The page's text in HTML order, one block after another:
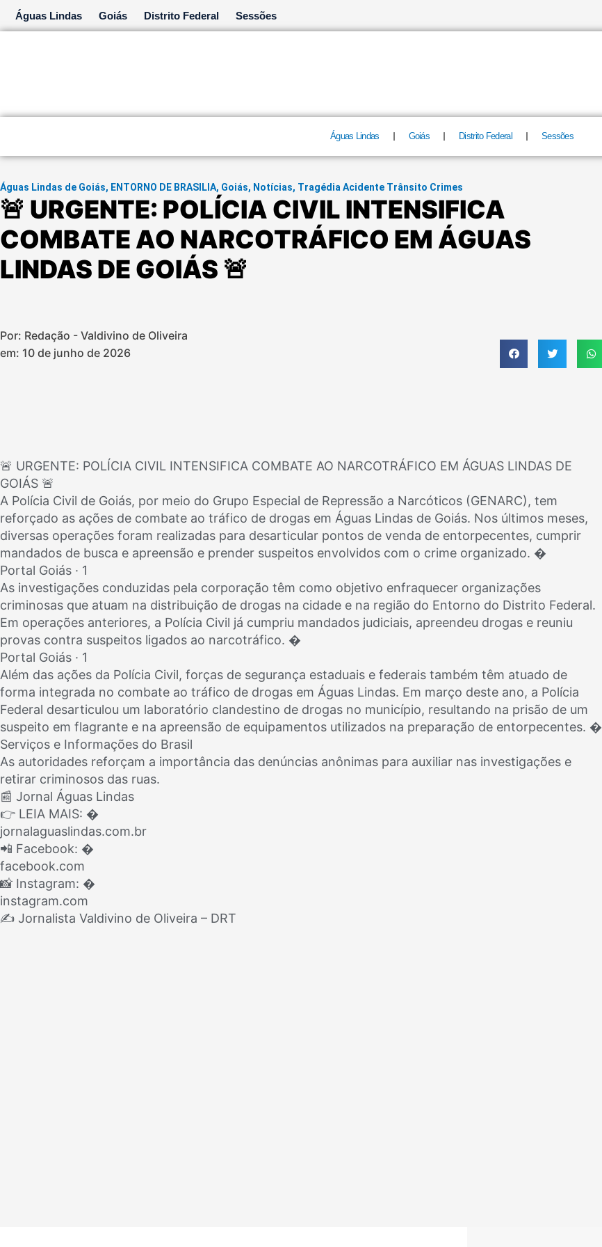
para
Águas Lindas Goiás Distrito Federal Sessões
Águas Lindas Goiás Distrito Federal Sessões
Águas Lindas de Goiás, ENTORNO DE BRASILIA, Goiás, Notícias, Tragédia Acidente Trânsito Crimes
🚨 URGENTE: POLÍCIA CIVIL INTENSIFICA
COMBATE AO NARCOTRÁFICO EM ÁGUAS
LINDAS DE GOIÁS 🚨
Por: Redação - Valdivino de Oliveira
em: 10 de junho de 2026
🚨 URGENTE: POLÍCIA CIVIL INTENSIFICA COMBATE AO NARCOTRÁFICO EM ÁGUAS LINDAS DE
GOIÁS 🚨
A Polícia Civil de Goiás, por meio do Grupo Especial de Repressão a Narcóticos (GENARC), tem
reforçado as ações de combate ao tráfico de drogas em Águas Lindas de Goiás. Nos últimos meses,
diversas operações foram realizadas para desarticular pontos de venda de entorpecentes, cumprir
mandados de busca e apreensão e prender suspeitos envolvidos com o crime organizado. �
Portal Goiás · 1
As investigações conduzidas pela corporação têm como objetivo enfraquecer organizações
criminosas que atuam na distribuição de drogas na cidade e na região do Entorno do Distrito Federal.
Em operações anteriores, a Polícia Civil já cumpriu mandados judiciais, apreendeu drogas e reuniu
provas contra suspeitos ligados ao narcotráfico. �
Portal Goiás · 1
Além das ações da Polícia Civil, forças de segurança estaduais e federais também têm atuado de
forma integrada no combate ao tráfico de drogas em Águas Lindas. Em março deste ano, a Polícia
Federal desarticulou um laboratório clandestino de drogas no município, resultando na prisão de um
suspeito em flagrante e na apreensão de equipamentos utilizados na preparação de entorpecentes. �
Serviços e Informações do Brasil
As autoridades reforçam a importância das denúncias anônimas para auxiliar nas investigações e
retirar criminosos das ruas.
📰 Jornal Águas Lindas
👉 LEIA MAIS: �
jornalaguaslindas.com.br
📲 Facebook: �
facebook.com
📸 Instagram: �
instagram.com
✍️ Jornalista Valdivino de Oliveira – DRT